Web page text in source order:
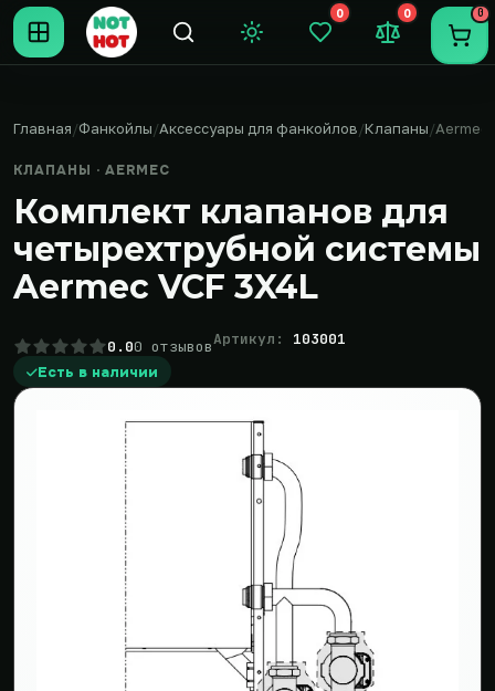
Темная тема
0
Закладки (0)
0
Сравнение
0
Главная Фанкойлы Аксессуары для фанкойлов Клапаны Aermec
КЛАПАНЫ · AERMEC
Комплект клапанов для
четырехтрубной системы
Aermec VCF 3X4L
0.00 отзывовАртикул: 103001
Есть в наличии